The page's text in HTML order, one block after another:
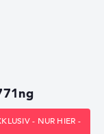
- NUR HIER -